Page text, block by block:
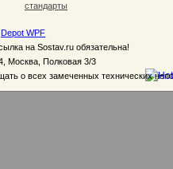
стандарты
Depot WPF
на Sostav.ru обязательна!
Москва, Полковая 3/3
о всех замеченных технических